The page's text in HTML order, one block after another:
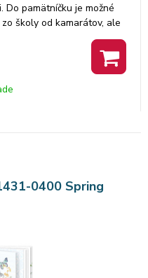
pamätníčku je možné
školy od kamarátov, ale
si s pamätníkom sadnúť
dať priestor svojej
si môžu vytvárať
Vnútorné listy
0400 Spring